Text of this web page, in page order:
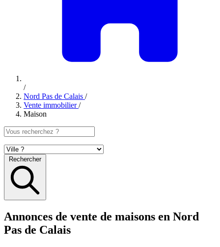
/
Nord Pas de Calais /
Vente immobilier /
Maison
Rechercher
Annonces de vente de maisons en Nord
Pas de Calais